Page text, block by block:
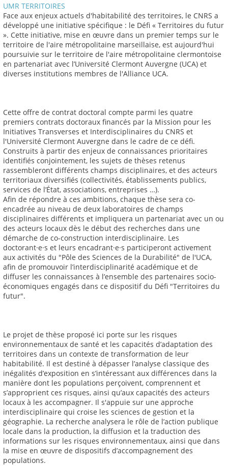
UMR TERRITOIRES
Face aux enjeux actuels d'habitabilité des territoires, le CNRS a
développé une initiative spécifique : le Défi « Territoires du futur
». Cette initiative, mise en œuvre dans un premier temps sur le
territoire de l'aire métropolitaine marseillaise, est aujourd'hui
poursuivie sur le territoire de l'aire métropolitaine clermontoise
en partenariat avec l’Université Clermont Auvergne (UCA) et
diverses institutions membres de l'Alliance UCA.
Cette offre de contrat doctoral compte parmi les quatre
premiers contrats doctoraux financés par la Mission pour les
Initiatives Transverses et Interdisciplinaires du CNRS et
l'Université Clermont Auvergne dans le cadre de ce défi.
Construits à partir des enjeux de connaissances prioritaires
identifiés conjointement, les sujets de thèses retenus
rassembleront différents champs disciplinaires, et des acteurs
territoriaux diversifiés (collectivités, établissements publics,
services de l’État, associations, entreprises …).
Afin de répondre à ces ambitions, chaque thèse sera co-
encadrée au niveau de deux laboratoires de champs
disciplinaires différents et impliquera un partenariat avec un ou
des acteurs locaux dès le début des recherches dans une
démarche de co-construction interdisciplinaire. Les
doctorant·e·s et leurs encadrant·e·s participeront activement
aux activités du "Pôle des Sciences de la Durabilité" de l'UCA,
afin de promouvoir l’interdisciplinarité académique et de
diffuser les connaissances à l’ensemble des partenaires socio-
économiques engagés dans ce dispositif du Défi "Territoires du
futur".
Le projet de thèse proposé ici porte sur les risques
environnementaux de santé et les capacités d’adaptation des
territoires dans un contexte de transformation de leur
habitabilité. Il est destiné à dépasser l’analyse classique des
inégalités d’exposition en s’intéressant aux différences dans la
manière dont les populations perçoivent, comprennent et
s’approprient ces risques, ainsi qu’aux capacités des acteurs
locaux à les accompagner. Il s'appuie sur une approche
interdisciplinaire qui croise les sciences de gestion et la
géographie. La recherche analysera le rôle de l’action publique
locale dans la production, la diffusion et la traduction des
informations sur les risques environnementaux, ainsi que dans
la mise en œuvre de dispositifs d’accompagnement des
populations.